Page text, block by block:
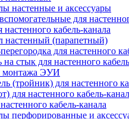
настенные и аксессуары
для
настенного кабель-канала
настенный (парапетный)
для настенного
стык для настенного
монтажа ЭУИ
(тройник) для настенного
для настенного кабель-
кабель-канала
перфорированные и